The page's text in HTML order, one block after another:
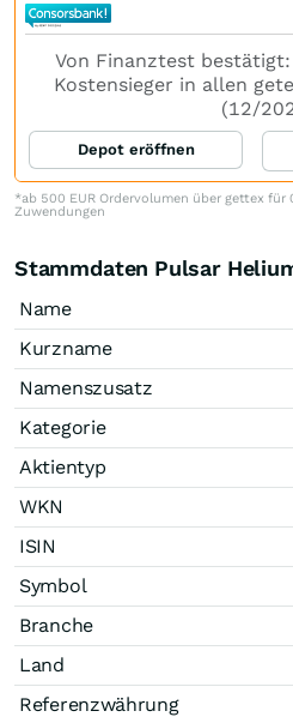
Von Finanztest bestätigt:
Kostensieger in allen
(12/
Depot eröffnen
*ab 500 EUR Ordervolumen über gettex
Zuwendungen
Stammdaten Pulsar
Name
Kurzname
Namenszusatz
Kategorie
Aktientyp
WKN
ISIN
Symbol
Branche
Land
Referenzwährung